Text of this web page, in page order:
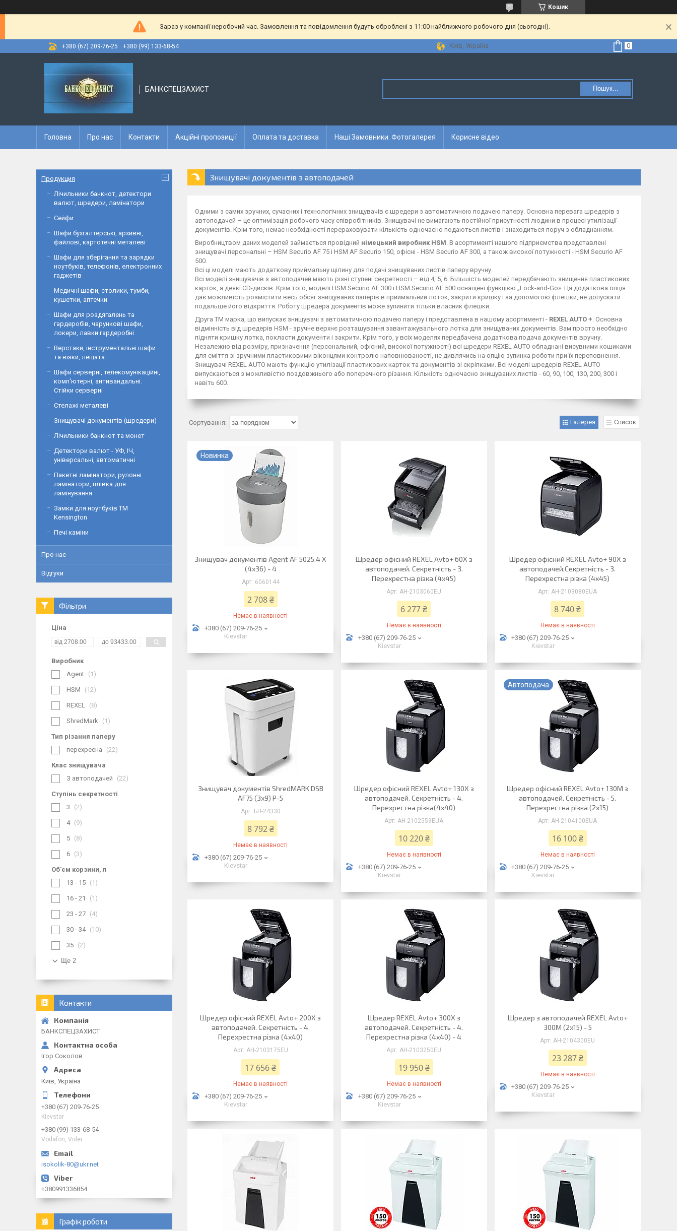
Кошик
Зараз у компанії неробочий час. Замовлення та повідомлення будуть оброблені з 11:00 найближчого робочого дня (сьогодні).
+380 (67) 209-76-25 +380 (99) 133-68-54 Київ, Україна
БАНКСПЕЦЗАХИСТ Пошук...
Головна Про нас Контакти Акційні пропозиції Оплата та доставка Наші Замовники. Фотогалерея Корисне відео
Знищувачі документів з автоподачей
Одними з самих зручних, сучасних і технологічних знищувачів є шредери з автоматичною подачею паперу. Основна перевага шредерів з
автоподачей – це оптимізація робочого часу співробітників. Знищувачі не вимагають постійної присутності людини в процесі утилізації
документів. Крім того, немає необхідності перераховувати кількість одночасно подаються листів і знаходиться поруч з обладнанням.
Виробництвом даних моделей займається провідний німецький виробник HSM. В асортименті нашого підприємства представлені
знищувачі персональні – HSM Securio AF 75 і HSM AF Securio 150, офісні - HSM Securio AF 300, а також високої потужності - HSM Securio AF
500.
Всі ці моделі мають додаткову приймальну щілину для подачі знищуваних листів паперу вручну.
Всі моделі знищувачів з автоподачей мають різні ступені секретності – від 4, 5, 6. Більшість моделей передбачають знищення пластикових
карток, а деякі CD-дисків. Крім того, моделі HSM Securio AF 300 і HSM Securio AF 500 оснащені функцією „Lock-and-Go». Ця додаткова опція
дає можливість розмістити весь обсяг знищуваних паперів в приймальний лоток, закрити кришку і за допомогою флешки, не допускати
подальше його відкриття. Роботу шредера документів може зупинити тільки власник флешки.
Друга ТМ марка, що випускає знищувачі з автоматичною подачею паперу і представлена в нашому асортименті - REXEL AUTO +. Основна
відмінність від шредерів HSM - зручне верхнє розташування завантажувального лотка для знищуваних документів. Вам просто необхідно
підняти кришку лотка, покласти документи і закрити. Крім того, у всіх моделях передбачена додаткова подача документів вручну.
Незалежно від розміру, призначення (персональний, офісний, високої потужності) всі шредери REXEL AUTO обладнані висувними кошиками
для сміття зі зручними пластиковими віконцями контролю наповнюваності, не дивлячись на опцію зупинка роботи при їх переповнення.
Знищувачі REXEL AUTO мають функцію утилізації пластикових карток та документів зі скріпками. Всі моделі шредерів REXEL AUTO
випускаються з можливістю поздовжнього або поперечного різання. Кількість одночасно знищуваних листів - 60, 90, 100, 130, 200, 300 і
навіть 600.
Галерея Список
Новинка
Знищувач документів Agent AF 5025.4 X
(4х36) - 4
6060144
2 708 ₴
Немає в наявності
+380 (67) 209-76-25
Kievstar
Шредер офісний REXEL Avto+ 60X з
автоподачей. Секретність - 3.
Перехрестна різка (4х45)
АН-2103060EU
6 277 ₴
Немає в наявності
+380 (67) 209-76-25
Kievstar
Шредер офісний REXEL Avto+ 90X з
автоподачей.Секретність - 3.
Перехрестна різка (4х45)
АН-2103080EUA
8 740 ₴
Немає в наявності
+380 (67) 209-76-25
Kievstar
Знищувач документів ShredMARK DSB
AF75 (3x9) P-5
БП-24330
8 792 ₴
Немає в наявності
+380 (67) 209-76-25
Kievstar
Шредер офісний REXEL Avto+ 130X з
автоподачей. Секретність - 4.
Перехрестна різка(4х40)
АН-2102559EUA
10 220 ₴
Немає в наявності
+380 (67) 209-76-25
Kievstar
Автоподача
Шредер офісний REXEL Avto+ 130М з
автоподачей. Секретність - 5.
Перехрестна різка (2х15)
АН-2104100EUA
16 100 ₴
Немає в наявності
+380 (67) 209-76-25
Kievstar
Шредер офісний REXEL Avto+ 200X з
автоподачей. Секретність - 4.
Перехрестна різка (4х40)
АН-2103175EU
17 656 ₴
Немає в наявності
+380 (67) 209-76-25
Kievstar
Шредер REXEL Avto+ 300X з
автоподачей. Секретність - 4.
Перехрестна різка (4х40) - 4
АН-2103250EU
19 950 ₴
Немає в наявності
+380 (67) 209-76-25
Kievstar
Шредер з автоподачей REXEL Avto+
300M (2х15) - 5
АН-2104300EU
23 287 ₴
Немає в наявності
+380 (67) 209-76-25
Kievstar
Продукция
Лічильники банкнот, детектори
валют, шредери, ламінатори
Сейфи
Шафи бухгалтерські, архивні,
файлові, картотечні металеві
Шафи для зберігання та зарядки
ноутбуків, телефонів, електронних
гаджетів
Медичні шафи, столики, тумби,
кушетки, аптечки
Шафи для роздягалень та
гардеробів, чарункові шафи,
локери, лавки гардеробні
Верстаки, інструментальні шафи
та візки, лещата
Шафи серверні, телекомунікаційні,
комп'ютерні, антивандальні.
Стійки серверні
Стелажі металеві
Знищувачі документів (шредери)
Лічильники банкнот та монет
Детектори валют - УФ, ІЧ,
універсальні, автоматичні
Пакетні ламінатори, рулонні
ламінатори, плівка для
ламінування
Замки для ноутбуків ТМ
Kensington
Печі каміни
Про нас
Відгуки
Фільтри
Ціна
Виробник
Agent
1
HSM 12
REXEL 8
ShredMark 1
Тип різання паперу
перехресна
22
Клас знищувача
З автоподачей
22
Ступінь секретності
3
2
4 9
5 8
6 3
Об'єм корзини, л
13 - 15
1
16 - 21 1
23 - 27 4
30 - 34 10
35 2
Ще 2
Контакти
БАНКСПЕЦЗАХИСТ
Ігор Соколов
Київ, Україна
+380 (67) 209-76-25
Kievstar
+380 (99) 133-68-54
Vodafon, Vider
isokolik-80@ukr.net
+380991336854
Графік роботи